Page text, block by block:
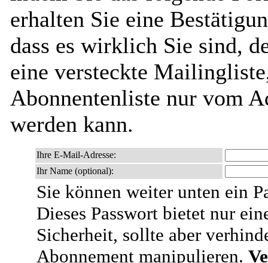
erhalten Sie eine
dass es wirklich Sie sind,
eine versteckte
Abonnentenliste nur vom
werden kann.
Ihre E-Mail-Adresse:
Ihr Name (optional):
Sie können weiter unten ein
Dieses Passwort bietet nur
Sicherheit, sollte aber
Abonnement manipulieren.